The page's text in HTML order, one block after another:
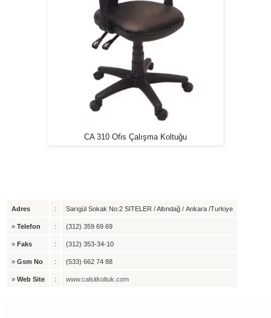
CA 310 Ofis Çalışma Koltuğu
Adres : Sarıgül Sokak No:2 SITELER / Altındağ / Ankara /Turkiye
» Telefon : (312) 359 69 69
» Faks : (312) 353-34-10
» Gsm No : (533) 662 74 88
» Web Site : www.calsitkoltuk.com